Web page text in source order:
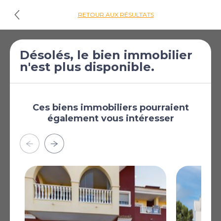
RETOUR AUX RÉSULTATS
Cliquez ici pour
les plans d'étages
chambre à vendre à
San Pedro del
Pinatar
San Pedro del Pinatar,
Murcie, Espagne
[£180 117]
Appartements touristiques à Lo Pagán, à seulement 1
km des plages de la Mar Menor et situés dans la
commune de San Pedro del Pinatar, s’intègrent dans
une résidence contemporaine conçue pour le confort,
Désolés, le bien immobilier
n'est plus disponible.
Ces biens immobiliers pourraient
également vous intéresser